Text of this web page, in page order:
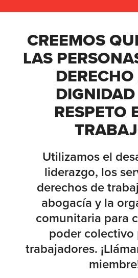
CREEMOS
LAS
RESPETO
Utilizamos el
liderazgo, los
derechos de
abogacía y la
comunitaria para
poder colectivo
trabajadores.